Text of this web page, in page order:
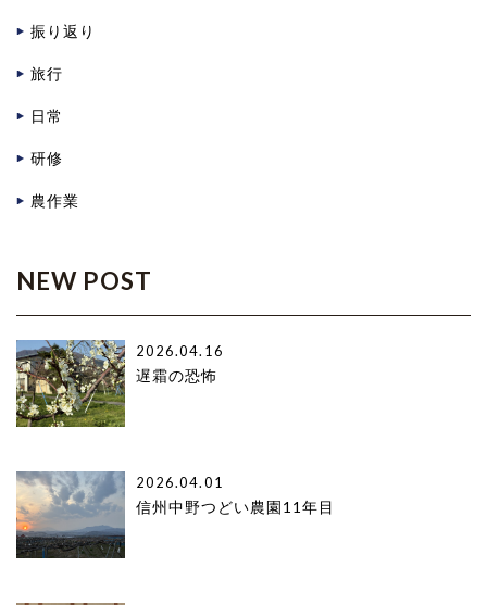
振り返り
旅行
日常
研修
農作業
NEW POST
2026.04.16
遅霜の恐怖
2026.04.01
信州中野つどい農園11年目